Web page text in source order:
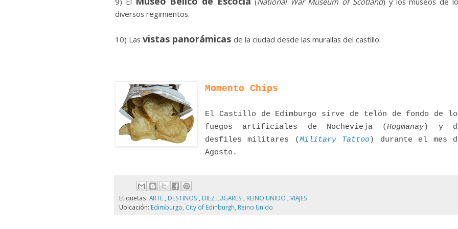
diversos regimientos.
10) Las vistas panorámicas de la ciudad desde las murallas del castillo.
Momento Chips
El Castillo de Edimburgo sirve de telón de fondo de
fuegos artificiales de Nochevieja (Hogmanay) y
desfiles militares (Military Tattoo) durante el mes
Agosto.
Etiquetas: ARTE , DESTINOS , DIEZ LUGARES , REINO UNIDO , VIAJES
Ubicación: Edimburgo, City of Edinburgh, Reino Unido